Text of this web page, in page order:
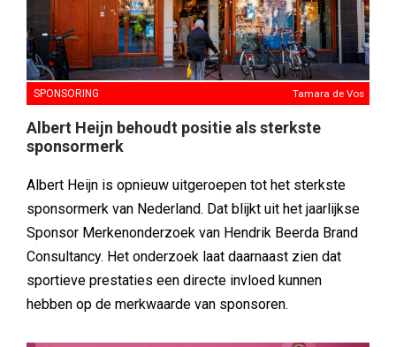
SPONSORING Tamara de Vos
Albert Heijn behoudt positie als sterkste
sponsormerk
Albert Heijn is opnieuw uitgeroepen tot het sterkste
sponsormerk van Nederland. Dat blijkt uit het jaarlijkse
Sponsor Merkenonderzoek van Hendrik Beerda Brand
Consultancy. Het onderzoek laat daarnaast zien dat
sportieve prestaties een directe invloed kunnen
hebben op de merkwaarde van sponsoren.